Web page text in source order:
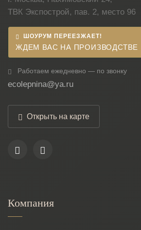
ТВК Экспострой, пав. 2, место 96
ШОУРУМ ПЕРЕЕЗЖАЕТ!
ЖДЕМ ВАС НА ПРОИЗВОДСТВЕ
Работаем ежедневно — по звонку
ecolepnina@ya.ru
Открыть на карте
Компания